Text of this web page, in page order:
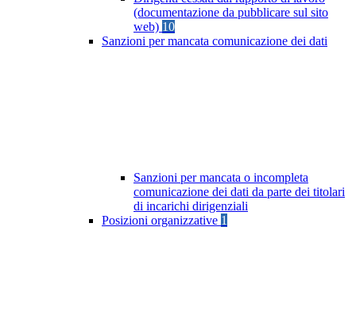
(documentazione da pubblicare sul sito
web) 10
Sanzioni per mancata comunicazione dei dati
Sanzioni per mancata o incompleta
comunicazione dei dati da parte dei titolari
di incarichi dirigenziali
Posizioni organizzative 1